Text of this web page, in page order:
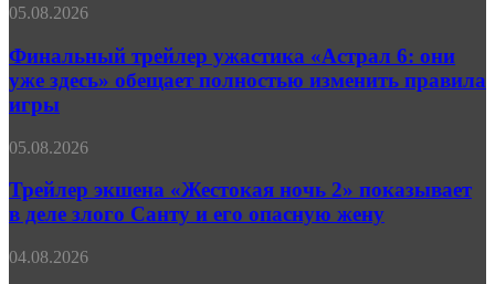
девиантами
трейлере
«Праймтайма»
Финальный
ужастика
«Астрал
6:
они
здесь»
полностью
изменить
правила
игры
05.08.2026
Финальный трейлер ужастика «Астрал 6: они
уже здесь» обещает полностью изменить правила
игры
Трейлер
«Жестокая
ночь 2»
показывает
деле
05.08.2026
Трейлер экшена «Жестокая ночь 2» показывает
в деле злого Санту и его опасную жену
Несостоявшийся
04.08.2026